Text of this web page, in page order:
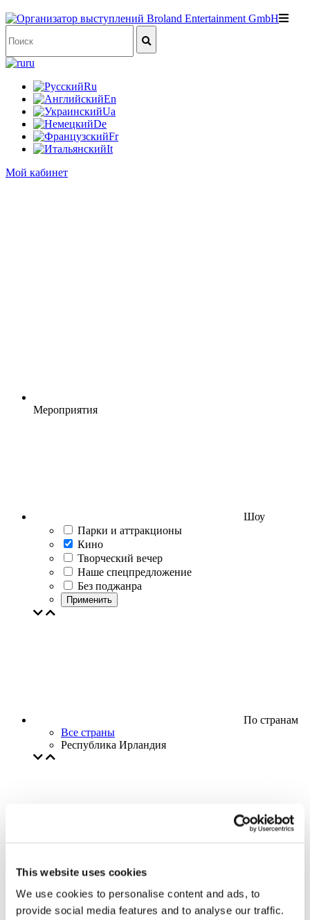
This website uses cookies
We use cookies to personalise content and ads, to
provide social media features and to analyse our traffic.
ru
Ru
En
Ua
De
Fr
It
Мой кабинет
Мероприятия
Шоу
Парки и аттракционы
Кино
Творческий вечер
Наше спецпредложение
Без поджанра
Применить
По странам
Все страны
Республика Ирландия